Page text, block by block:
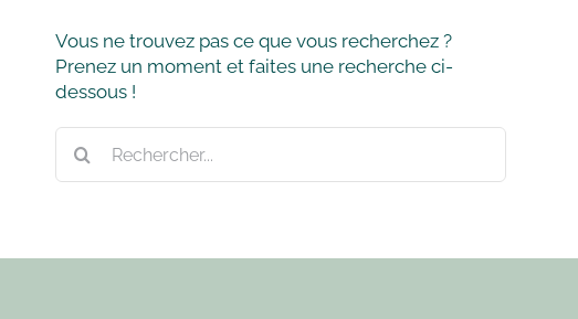
Vous ne trouvez pas ce que vous recherchez ?
Prenez un moment et faites une recherche ci-
dessous !